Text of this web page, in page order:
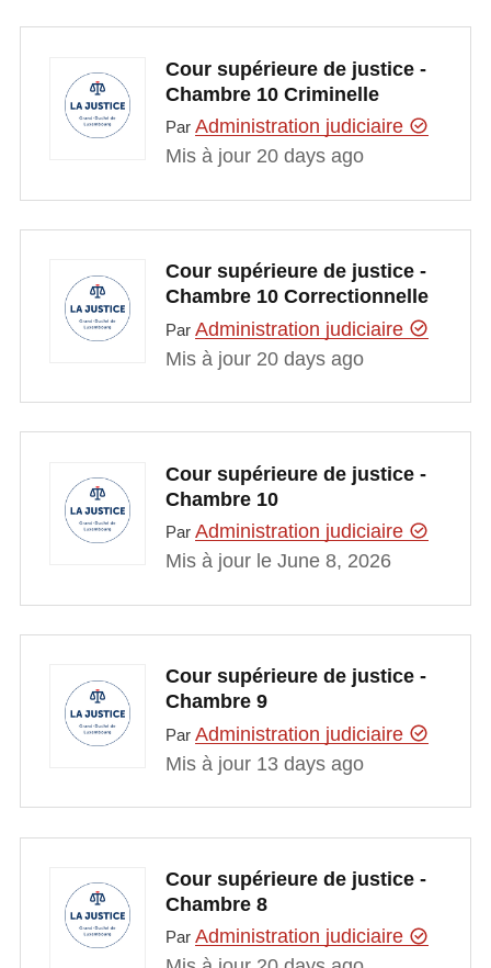
Cour supérieure de justice -
Chambre 10 Criminelle
Par Administration judiciaire
Mis à jour 20 days ago
Cour supérieure de justice -
Chambre 10 Correctionnelle
Par Administration judiciaire
Mis à jour 20 days ago
Cour supérieure de justice -
Chambre 10
Par Administration judiciaire
Mis à jour le June 8, 2026
Cour supérieure de justice -
Chambre 9
Par Administration judiciaire
Mis à jour 13 days ago
Cour supérieure de justice -
Chambre 8
Par Administration judiciaire